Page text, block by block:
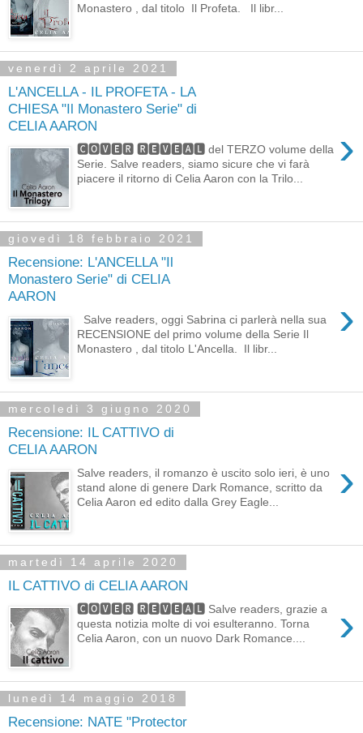
Monastero , dal titolo Il Profeta. Il libr...
venerdì 2 aprile 2021
L'ANCELLA - IL PROFETA - LA
CHIESA "Il Monastero Serie" di
CELIA AARON
›
🅲🅾🆅🅴🆁 🆁🅴🆅🅴🅰🅻 del TERZO volume della
Serie. Salve readers, siamo sicure che vi farà
piacere il ritorno di Celia Aaron con la Trilo...
giovedì 18 febbraio 2021
Recensione: L'ANCELLA "Il
Monastero Serie" di CELIA
AARON
›
Salve readers, oggi Sabrina ci parlerà nella sua
RECENSIONE del primo volume della Serie Il
Monastero , dal titolo L'Ancella. Il libr...
mercoledì 3 giugno 2020
Recensione: IL CATTIVO di
CELIA AARON
›
Salve readers, il romanzo è uscito solo ieri, è uno
stand alone di genere Dark Romance, scritto da
Celia Aaron ed edito dalla Grey Eagle...
martedì 14 aprile 2020
IL CATTIVO di CELIA AARON
›
🅲🅾🆅🅴🆁 🆁🅴🆅🅴🅰🅻 Salve readers, grazie a
questa notizia molte di voi esulteranno. Torna
Celia Aaron, con un nuovo Dark Romance....
lunedì 14 maggio 2018
Recensione: NATE "Protector